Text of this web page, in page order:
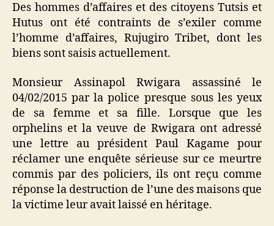
Des hommes d’affaires et des citoyens Tutsis et
Hutus ont été contraints de s’exiler comme
l’homme d’affaires, Rujugiro Tribet, dont les
biens sont saisis actuellement.
Monsieur Assinapol Rwigara assassiné le
04/02/2015 par la police presque sous les yeux
de sa femme et sa fille. Lorsque que les
orphelins et la veuve de Rwigara ont adressé
une lettre au président Paul Kagame pour
réclamer une enquête sérieuse sur ce meurtre
commis par des policiers, ils ont reçu comme
réponse la destruction de l’une des maisons que
la victime leur avait laissé en héritage.